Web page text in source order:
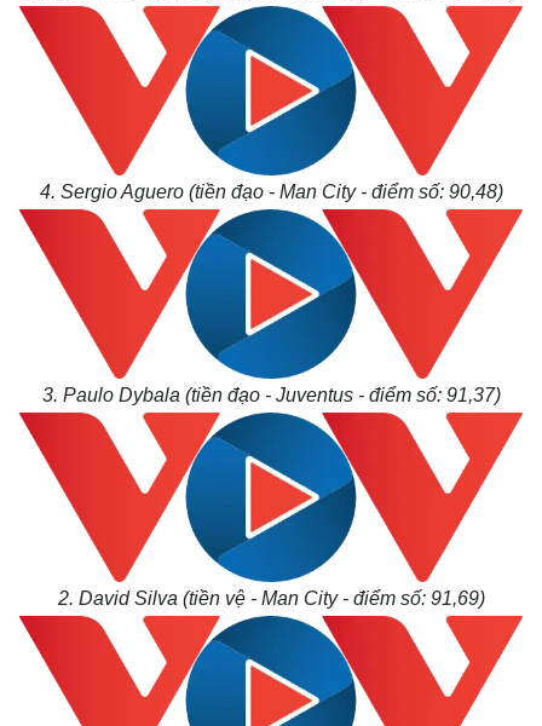
Bất động sản
Khởi nghiệp
Thị trường
Giá vàng
Tiêu dùng
Chứng khoán
Giá cà phê
4. Sergio Aguero (tiền đạo - Man City - điểm số: 90,48)
3. Paulo Dybala (tiền đạo - Juventus - điểm số: 91,37)
2. David Silva (tiền vệ - Man City - điểm số: 91,69)